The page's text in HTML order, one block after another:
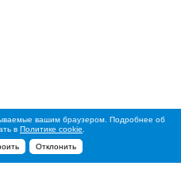
вашим браузером. Подробнее об
в Политике cookie
Отклонить